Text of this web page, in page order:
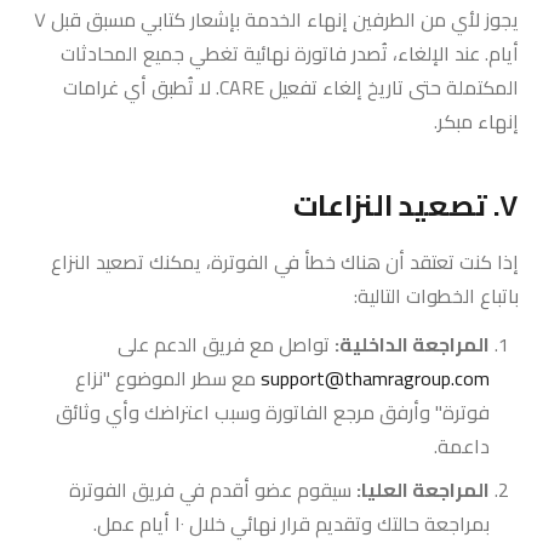
يجوز لأي من الطرفين إنهاء الخدمة بإشعار كتابي مسبق قبل ٧
أيام. عند الإلغاء، تُصدر فاتورة نهائية تغطي جميع المحادثات
المكتملة حتى تاريخ إلغاء تفعيل CARE. لا تُطبق أي غرامات
إنهاء مبكر.
٧. تصعيد النزاعات
إذا كنت تعتقد أن هناك خطأ في الفوترة، يمكنك تصعيد النزاع
باتباع الخطوات التالية:
المراجعة الداخلية: تواصل مع فريق الدعم على
support@thamragroup.comمع سطر الموضوع "نزاع
فوترة" وأرفق مرجع الفاتورة وسبب اعتراضك وأي وثائق
داعمة.
المراجعة العليا: سيقوم عضو أقدم في فريق الفوترة
بمراجعة حالتك وتقديم قرار نهائي خلال ١٠ أيام عمل.